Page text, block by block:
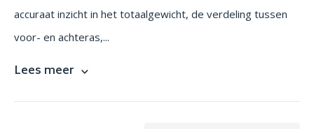
accuraat inzicht in het totaalgewicht, de verdeling tussen
voor- en achteras,...
Lees meer